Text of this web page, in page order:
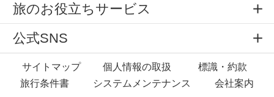
旅のお役立ちサービス
公式SNS
サイトマップ 個人情報の取扱
標識・約款
旅行条件書
システムメンテナンス 会社案内